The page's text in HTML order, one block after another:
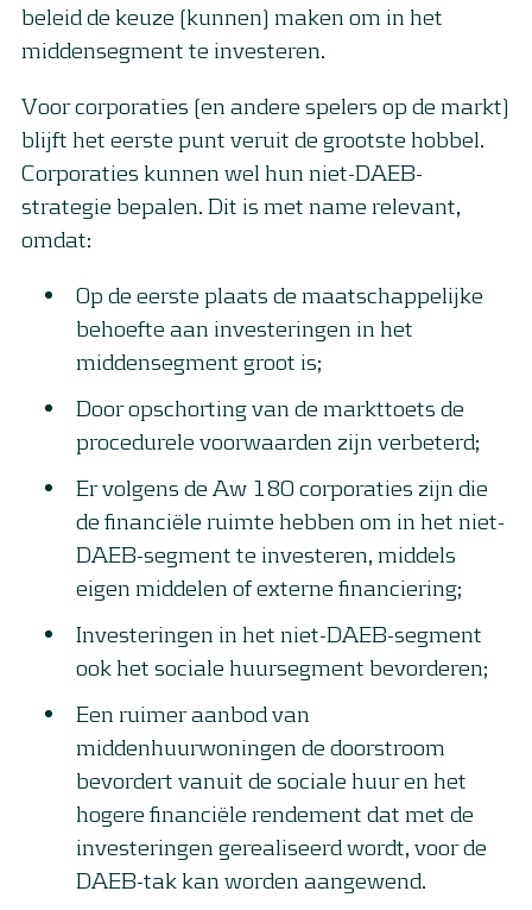
beleid de keuze (kunnen) maken om in het
middensegment te investeren.
Voor corporaties (en andere spelers op de markt)
blijft het eerste punt veruit de grootste hobbel.
Corporaties kunnen wel hun niet-DAEB-
strategie bepalen. Dit is met name relevant,
omdat:
Op de eerste plaats de maatschappelijke
behoefte aan investeringen in het
middensegment groot is;
Door opschorting van de markttoets de
procedurele voorwaarden zijn verbeterd;
Er volgens de Aw 180 corporaties zijn die
de financiële ruimte hebben om in het niet-
DAEB-segment te investeren, middels
eigen middelen of externe financiering;
Investeringen in het niet-DAEB-segment
ook het sociale huursegment bevorderen;
Een ruimer aanbod van
middenhuurwoningen de doorstroom
bevordert vanuit de sociale huur en het
hogere financiële rendement dat met de
investeringen gerealiseerd wordt, voor de
DAEB-tak kan worden aangewend.